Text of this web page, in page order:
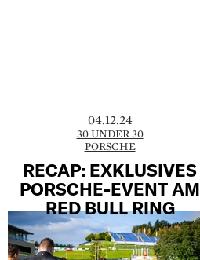
04.12.24
30 UNDER 30
PORSCHE
RECAP: EXKLUSIVES
PORSCHE-EVENT AM
RED BULL RING